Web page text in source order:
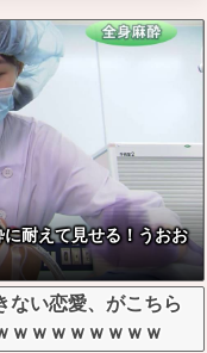
耐えて見せる！うおお
ない恋愛、がこちら
ｗｗｗｗｗｗｗｗ